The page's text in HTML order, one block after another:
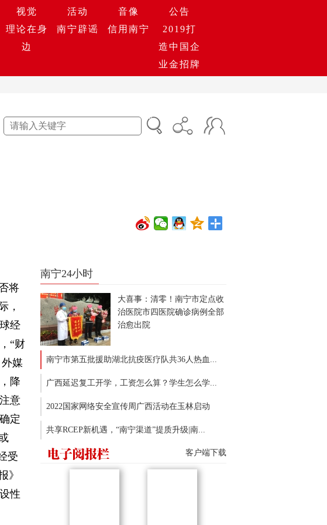
视觉 活动 音像
公告
理论在身
边
南宁辟谣 信用南宁
2019打
造中国企
业金招牌
将
，
经
“财
媒
降
意
定
受
》
性
南宁24小时
大喜事：清零！南宁市定点收
治医院市四医院确诊病例全部
治愈出院
南宁市第五批援助湖北抗疫医疗队共36人热血...
广西延迟复工开学，工资怎么算？学生怎么学...
2022国家网络安全宣传周广西活动在玉林启动
共享RCEP新机遇，“南宁渠道”提质升级|南...
客户端下载